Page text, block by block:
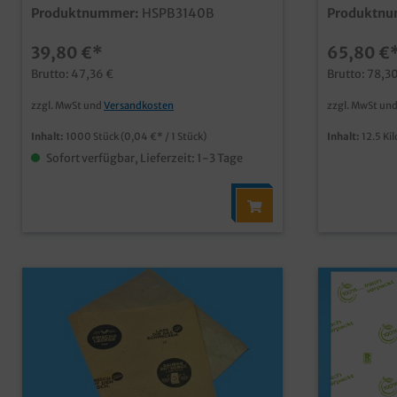
31x40cm, 1000 Blatt in VEpraktisches
Einschlagpapier für den Snack- und
Forstwirtschaft mit fettdichter Bio
Barrierebiologisch abbaubar und
recycelbarideal für Sandwiches,
Hamburger, Wraps, und viele weitere
Snacksauch individuell bedruckbar ab
50.000 Blatt
Produktnummer: HSPB3140B
39,80 €*
Brutto: 47,36 €
zzgl. MwSt und Versandkosten
Inhalt: 1000 Stück (0,04 €* / 1 Stück)
Sofort verfügbar, Lieferzeit: 1-3 Tage
Bogen,
braun, für
die
für Fleisch,
fettige
65,80
Brutto:
zzgl. MwSt und
Inhalt: 12.5